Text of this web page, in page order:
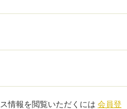
情報を閲覧いただくには 会員登